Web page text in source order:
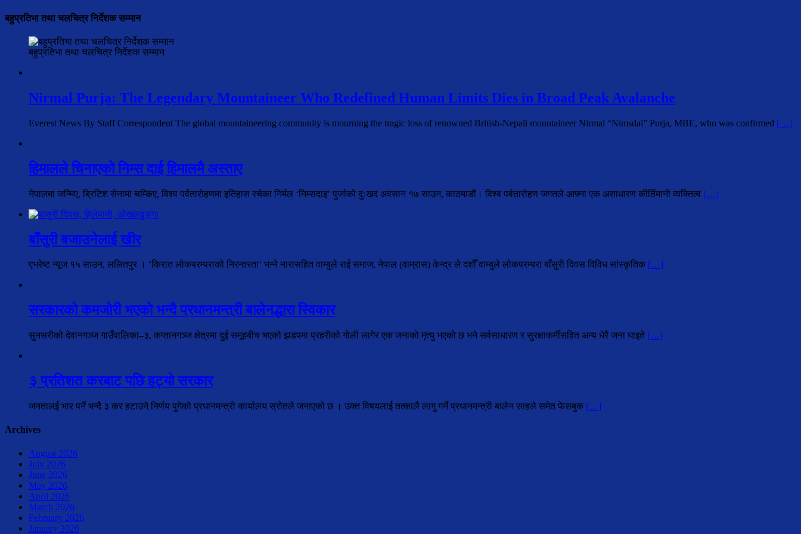
बहुप्रतिभा तथा चलचित्र निर्देशक सम्मान
बहुप्रतिभा तथा चलचित्र निर्देशक सम्मान
Nirmal Purja: The Legendary Mountaineer Who Redefined Human Limits Dies in Broad Peak Avalanche
Everest News By Staff Correspondent The global mountaineering community is mourning the tragic loss of renowned British-Nepali mountaineer Nirmal “Nimsdai” Purja, MBE, who was confirmed […]
हिमालले चिनाएको निम्स दाई हिमालमै अस्ताए
नेपालमा जन्मिए, ब्रिटिश सेनामा चम्किए, विश्व पर्वतारोहणमा इतिहास रचेका निर्मल ‘निम्सदाइ’ पुर्जाको दुःखद अवसान १७ साउन, काठमाडौं। विश्व पर्वतारोहण जगतले आफ्ना एक असाधारण कीर्तिमानी व्यक्तित्व […]
बाँसुरी बजाउनेलाई खीर
एभरेष्ट न्यूज १५ साउन, ललितपुर । ‘किरात लोकपरम्पराको निरन्तरता’ भन्ने नारासहित वाम्बुले राई समाज, नेपाल (वाम्रास) केन्द्र ले दशौँ वाम्बुले लोकपरम्परा बाँसुरी दिवस विविध सांस्कृतिक […]
सरकारको कमजोरी भएको भन्दै प्रधानमन्त्री बालेनद्धारा स्विकार
सुनसरीको देवानगञ्ज गाउँपालिका–३, कप्तानगञ्ज क्षेत्रमा दुई समूहबीच भएको झडपमा प्रहरीको गोली लागेर एक जनाको मृत्यु भएको छ भने सर्वसाधारण र सुरक्षाकर्मीसहित अन्य धेरै जना घाइते […]
३ प्रतिशत करबाट पछि हट्यो सरकार
जनतालई भार पर्ने भन्दै ३ कर हटाउने निर्णय पुगेको प्रधानमन्त्री कार्यालय स्रोतले जनाएको छ । उक्त विषयलाई तत्कालै लागु गर्ने प्रधानमन्त्री बालेन साहले समेत फेसबुक […]
Archives
August 2026
July 2026
June 2026
May 2026
April 2026
March 2026
February 2026
January 2026